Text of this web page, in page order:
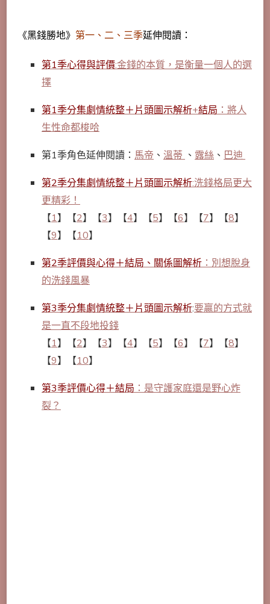
《黑錢勝地》 第一、二、三季延伸閱讀：
第1季心得與評價:金錢的本質，是衡量一個人的選
擇
第1季分集劇情統整＋片頭圖示解析+結局 ：將人
生性命都梭哈
第1季角色延伸閱讀： 馬帝 、 溫蒂 、 露絲 、 巴迪
第2季分集劇情統整＋片頭圖示解析:洗錢格局更大
更精彩！
【1】【2】【3】【4】【5】【6】【7】【8】
【9】【10】
第2季評價與心得＋結局、關係圖解析 ：別想脫身
的洗錢風暴
第3季分集劇情統整＋片頭圖示解析:要贏的方式就
是一直不段地投錢
【1】【2】【3】【4】【5】【6】【7】【8】
【9】【10】
第3季評價心得＋結局 ：是守護家庭還是野心炸
裂？